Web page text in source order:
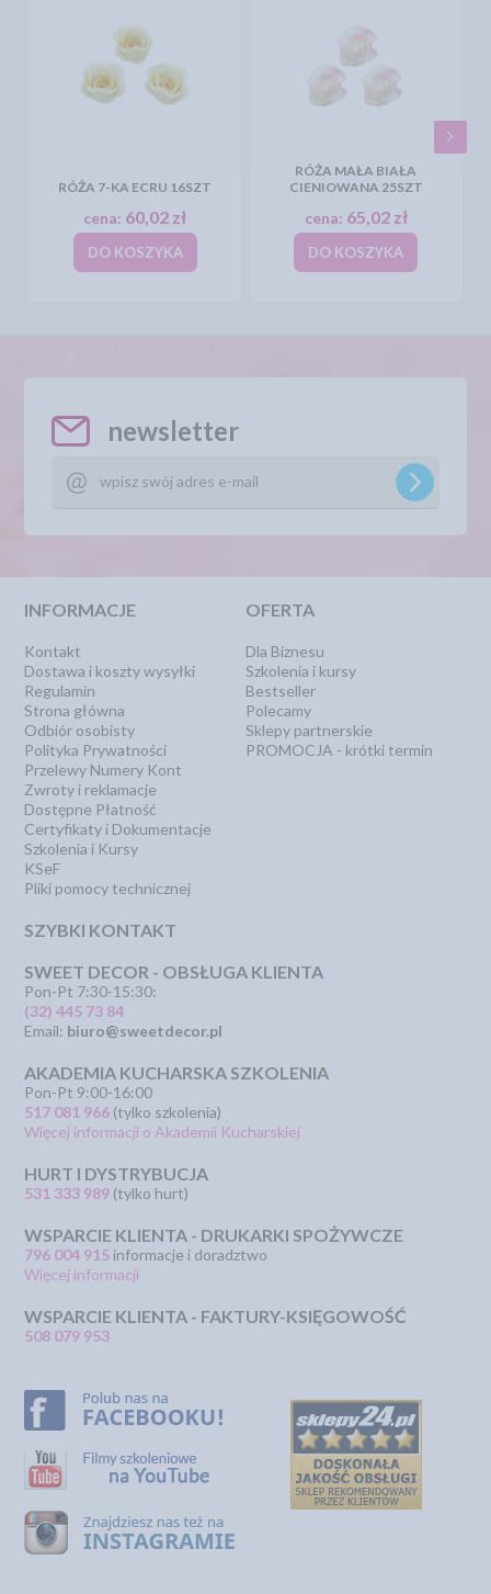
RÓŻA 7-KA ECRU 16SZT
cena: 60,02 zł
DO KOSZYKA
RÓŻA MAŁA BIAŁA
CIENIOWANA 25SZT
cena: 65,02 zł
DO KOSZYKA
newsletter
INFORMACJE
Kontakt
Dostawa i koszty wysyłki
Regulamin
Strona główna
Odbiór osobisty
Polityka Prywatności
Przelewy Numery Kont
Zwroty i reklamacje
Dostępne Płatność
Certyfikaty i Dokumentacje
Szkolenia i Kursy
KSeF
Pliki pomocy technicznej
OFERTA
Dla Biznesu
Szkolenia i kursy
Bestseller
Polecamy
Sklepy partnerskie
PROMOCJA - krótki termin
SZYBKI KONTAKT
SWEET DECOR - OBSŁUGA KLIENTA
Pon-Pt 7:30-15:30:
(32) 445 73 84
Email: biuro@sweetdecor.pl
AKADEMIA KUCHARSKA SZKOLENIA
Pon-Pt 9:00-16:00
517 081 966 (tylko szkolenia)
Więcej informacji o Akademii Kucharskiej
HURT I DYSTRYBUCJA
531 333 989 (tylko hurt)
WSPARCIE KLIENTA - DRUKARKI SPOŻYWCZE
796 004 915 informacje i doradztwo
Więcej informacji
WSPARCIE KLIENTA - FAKTURY-KSIĘGOWOŚĆ
508 079 953